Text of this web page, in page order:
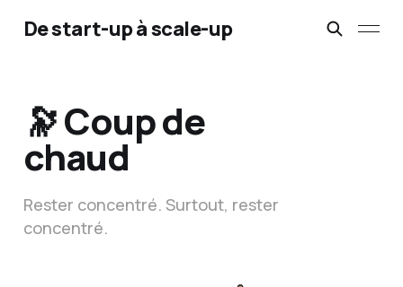
De start-up à scale-up
🔭 Coup de
chaud
Rester concentré. Surtout, rester
concentré.